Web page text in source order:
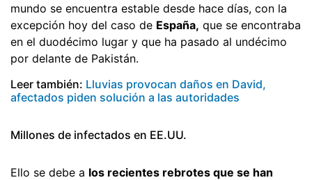
mundo se encuentra estable desde hace días, con la
excepción hoy del caso de España, que se encontraba
en el duodécimo lugar y que ha pasado al undécimo
por delante de Pakistán.
Leer también: Lluvias provocan daños en David,
afectados piden solución a las autoridades
Millones de infectados en EE.UU.
Ello se debe a los recientes rebrotes que se han